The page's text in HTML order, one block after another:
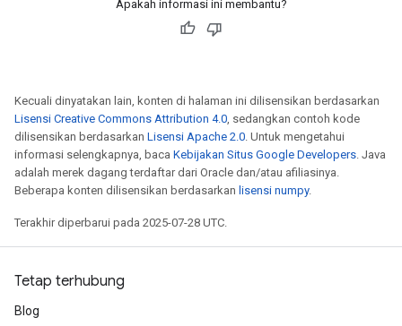
Apakah informasi ini membantu?
Kecuali dinyatakan lain, konten di halaman ini dilisensikan berdasarkan
Lisensi Creative Commons Attribution 4.0, sedangkan contoh kode
dilisensikan berdasarkan Lisensi Apache 2.0. Untuk mengetahui
informasi selengkapnya, baca Kebijakan Situs Google Developers. Java
adalah merek dagang terdaftar dari Oracle dan/atau afiliasinya.
Beberapa konten dilisensikan berdasarkan lisensi numpy.
Terakhir diperbarui pada 2025-07-28 UTC.
Tetap terhubung
Blog